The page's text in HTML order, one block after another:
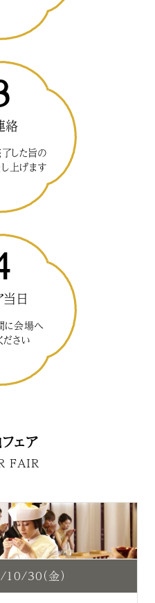
絡
した旨の
上げます
当日
に会場へ
ださい
ェア
FAIR
10/30（金）